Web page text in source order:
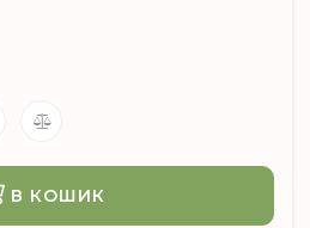
В КОШИК